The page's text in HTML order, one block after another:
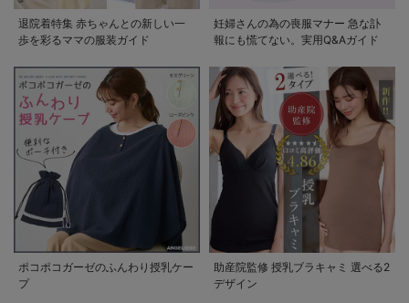
退院着特集 赤ちゃんとの新しい一
歩を彩るママの服装ガイド
妊婦さんの為の喪服マナー 急な訃
報にも慌てない。実用Q&Aガイド
ポコポコガーゼのふんわり授乳ケー
プ
助産院監修 授乳ブラキャミ 選べる2
デザイン